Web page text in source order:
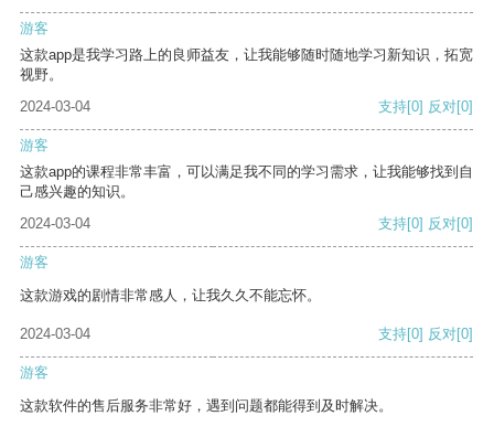
游客
这款app是我学习路上的良师益友，让我能够随时随地学习新知识，拓宽
视野。
2024-03-04
支持[0] 反对[0]
游客
这款app的课程非常丰富，可以满足我不同的学习需求，让我能够找到自
己感兴趣的知识。
2024-03-04
支持[0] 反对[0]
游客
这款游戏的剧情非常感人，让我久久不能忘怀。
2024-03-04 支持[0] 反对[0]
游客
这款软件的售后服务非常好，遇到问题都能得到及时解决。